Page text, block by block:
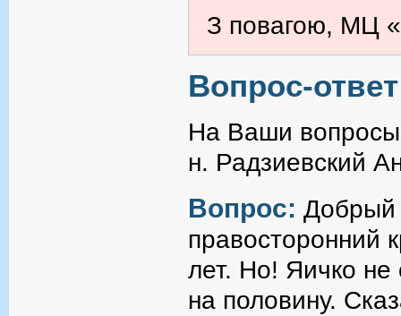
З повагою, МЦ
Вопрос-
На Ваши вопросы
н. Радзиевский
Вопрос: Добрый
правосторонний
лет. Но! Яичко не
на половину.